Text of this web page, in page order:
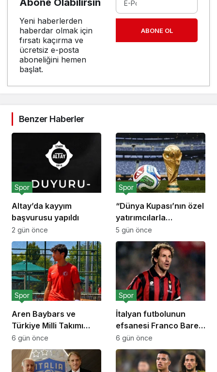
Abone Olabilirsin
Yeni haberlerden
haberdar olmak için
fırsatı kaçırma ve
ücretsiz e-posta
aboneliğini hemen
başlat.
ABONE OL
Benzer Haberler
Altay’da kayyım
başvurusu yapıldı
Spor
2 gün önce
“Dünya Kupası’nın özel
yatırımcılarla
paylaşılması”
planından vazgeçildi
Spor
5 gün önce
Aren Baybars ve
Türkiye Milli Takımı
grup lideri olarak
Avrupa Finallerinde
Spor
6 gün önce
İtalyan futbolunun
efsanesi Franco Baresi
hayatını kaybetti
Spor
6 gün önce